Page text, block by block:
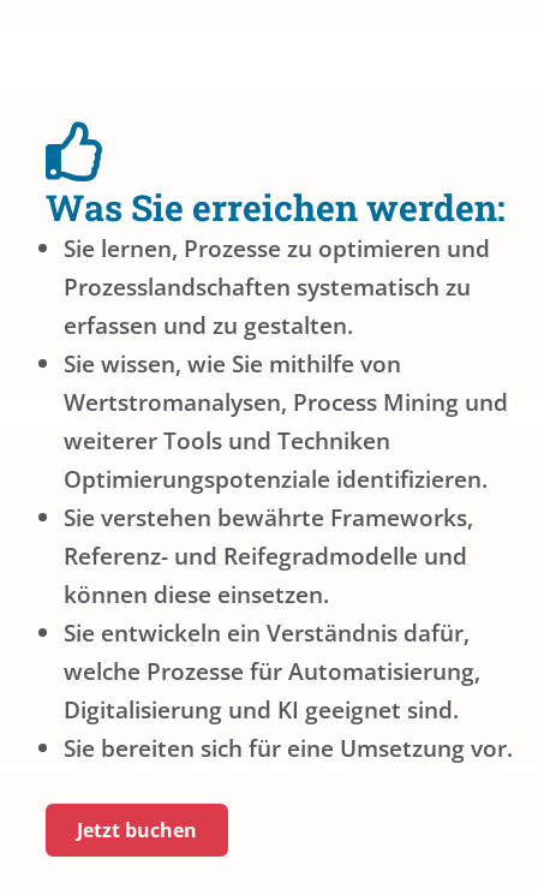
Was Sie erreichen werden:
Sie lernen, Prozesse zu optimieren und
Prozesslandschaften systematisch zu
erfassen und zu gestalten.
Sie wissen, wie Sie mithilfe von
Wertstromanalysen, Process Mining und
weiterer Tools und Techniken
Optimierungspotenziale identifizieren.
Sie verstehen bewährte Frameworks,
Referenz- und Reifegradmodelle und
können diese einsetzen.
Sie entwickeln ein Verständnis dafür,
welche Prozesse für Automatisierung,
Digitalisierung und KI geeignet sind.
Sie bereiten sich für eine Umsetzung vor.
Jetzt buchen